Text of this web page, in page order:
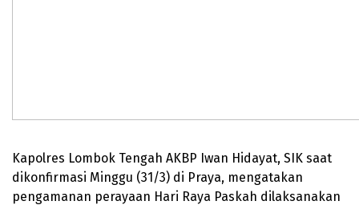
Kapolres Lombok Tengah AKBP Iwan Hidayat, SIK saat
dikonfirmasi Minggu (31/3) di Praya, mengatakan
pengamanan perayaan Hari Raya Paskah dilaksanakan